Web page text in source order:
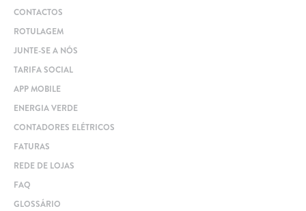
CONTACTOS
ROTULAGEM
JUNTE-SE A NÓS
TARIFA SOCIAL
APP MOBILE
ENERGIA VERDE
CONTADORES ELÉTRICOS
FATURAS
REDE DE LOJAS
FAQ
GLOSSÁRIO